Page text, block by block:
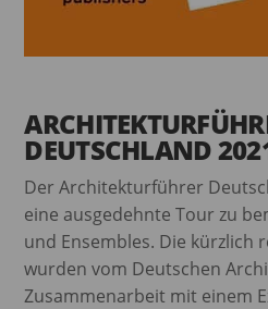
DEUTSCHLAND
Der Architekturführer
eine ausgedehnte Tour zu
und Ensembles. Die kürzlich
wurden vom Deutschen
Zusammenarbeit mit einem